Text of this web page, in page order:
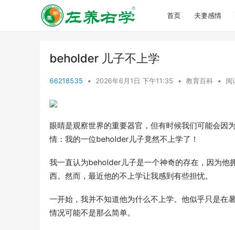
首页 夫妻感情
beholder 儿子不上学
66218535 • 2026年6月1日 下午11:35 • 教育百科 • 阅
眼睛是观察世界的重要器官，但有时候我们可能会因
情：我的一位beholder儿子竟然不上学了！
我一直认为beholder儿子是一个神奇的存在，因为他
西。然而，最近他的不上学让我感到有些担忧。
一开始，我并不知道他为什么不上学。他似乎只是在
情况可能不是那么简单。